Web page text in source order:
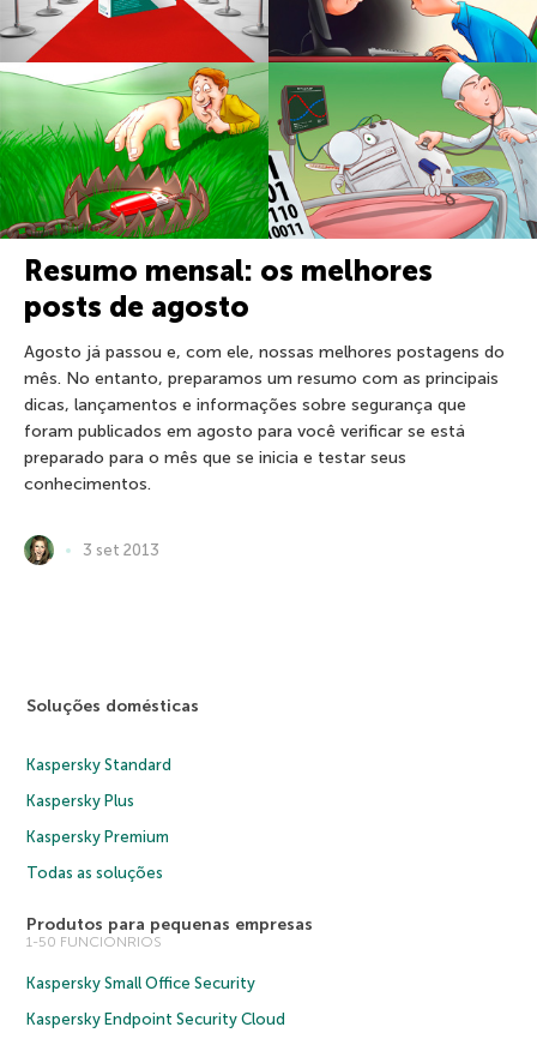
Resumo mensal: os melhores
posts de agosto
Agosto já passou e, com ele, nossas melhores postagens do
mês. No entanto, preparamos um resumo com as principais
dicas, lançamentos e informações sobre segurança que
foram publicados em agosto para você verificar se está
preparado para o mês que se inicia e testar seus
conhecimentos.
3 set 2013
Soluções domésticas
Kaspersky Standard
Kaspersky Plus
Kaspersky Premium
Todas as soluções
Produtos para pequenas empresas
1-50 FUNCIONRIOS
Kaspersky Small Office Security
Kaspersky Endpoint Security Cloud